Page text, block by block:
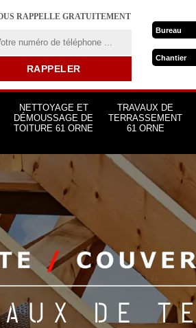
RAPPELLE GRATUITEMENT
Bureau
Chantier
NETTOYAGE ET
DÉMOUSSAGE DE
TOITURE 61 ORNE
TRAVAUX DE
TERRASSEMENT
61 ORNE